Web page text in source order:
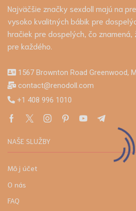
Najväčšie značky sexdoll majú na
vysoko kvalitných bábik pre
hračiek pre dospelých, čo znamená,
pre každého.
1567 Brownton Road Greenwood,
contact@renodoll.com
+1 408 996 1010
NAŠE SLUŽBY
Môj účet
O nás
FAQ